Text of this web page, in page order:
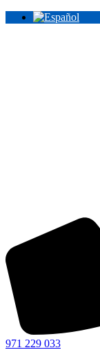
971 229 033